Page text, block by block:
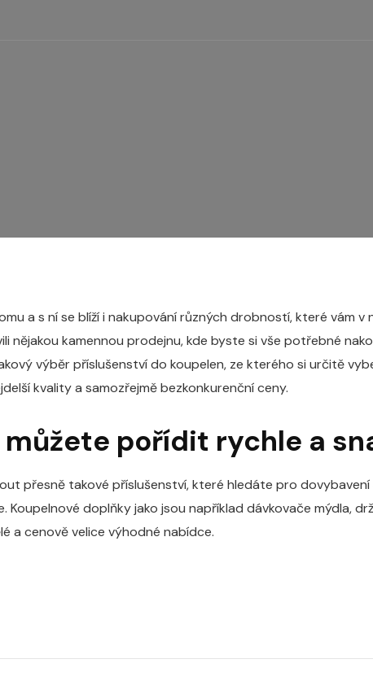
a s ní se blíží i nakupování různých drobností, které vám
nějakou kamennou prodejnu, kde byste si vše potřebné
výběr příslušenství do koupelen, ze kterého si určitě
kvality a samozřejmě bezkonkurenční ceny.
pořídit rychle a
přesně takové příslušenství, které hledáte pro dovybavení
doplňky jako jsou například dávkovače mýdla,
a cenově velice výhodné nabídce.